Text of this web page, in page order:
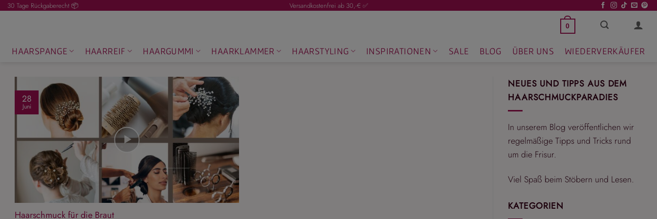
Zum30 Tage Rückgaberecht 📦 Versandkostenfrei ab 30,-€ ✅
0
HAARSPANGE HAARREIF HAARGUMMI HAARKLAMMER HAARSTYLING INSPIRATIONEN SALE BLOG ÜBER UNS WIEDERVERKÄUFER
Haarschmuck für die Braut
28
Juni
NEUES UND TIPPS AUS DEM
HAARSCHMUCKPARADIES
In unserem Blog veröffentlichen wir
regelmäßige Tipps und Tricks rund
um die Frisur.
Viel Spaß beim Stöbern und Lesen.
KATEGORIEN